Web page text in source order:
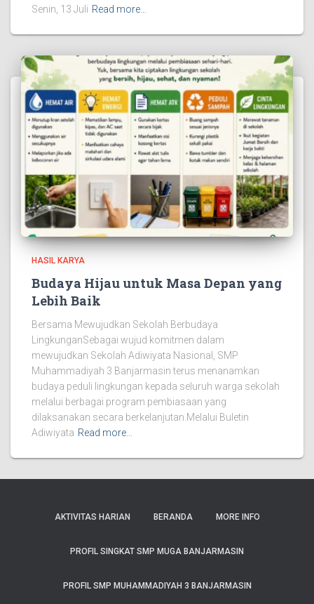
Senin, 13 Juli Read more…
HASIL KARYA
Budaya Hijau untuk Masa Depan yang
Lebih Baik
Bersama Mewujudkan Sekolah Berbudaya
LingkunganSebagai wujud komitmen dalam
mewujudkan Sekolah Adiwiyata Nasional, SMP
Muhammadiyah 3 Banjarmasin terus menanamkan
budaya peduli lingkungan kepada seluruh warga sekolah
melalui berbagai program pembiasaan yang
dilaksanakan secara berkelanjutan.Melalui Buletin
Adiwiyata Read more…
AKTIVITAS HARIAN BERANDA MORE INFO
PROFIL SINGKAT SMP MUGA BANJARMASIN
PROFIL SMP MUHAMMADIYAH 3 BANJARMASIN